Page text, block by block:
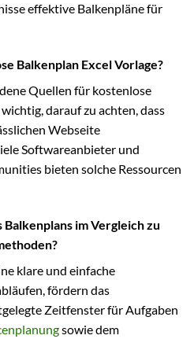
effektive Balkenpläne für
Balkenplan Excel Vorlage?
Quellen für kostenlose
darauf zu achten, dass
Webseite
Softwareanbieter und
bieten solche Ressourcen
im Vergleich zu
klare und einfache
fördern das
Zeitfenster für Aufgaben
sowie dem